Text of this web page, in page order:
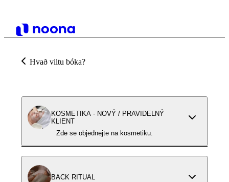
Hvað viltu bóka?
KOSMETIKA - NOVÝ / PRAVIDELNÝ
KLIENT
Zde se objednejte na kosmetiku.
BACK RITUAL